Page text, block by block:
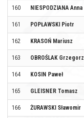
160 NIESPODZIANA Anna
161 POPŁAWSKI Piotr
162 KRASOŃ Mariusz
163 OBROŚLAK Grzegorz
164 KOSIN Paweł
165 GLEISNER Tomasz
166 ŻURAWSKI Sławomir